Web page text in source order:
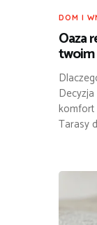
DOM I
Oaza
komfort
Tarasy